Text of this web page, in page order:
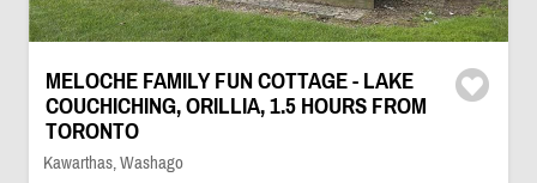
MELOCHE FAMILY FUN COTTAGE - LAKE
COUCHICHING, ORILLIA, 1.5 HOURS FROM
TORONTO
Kawarthas, Washago